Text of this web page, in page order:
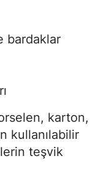
bardaklar
karton,
kullanılabilir
teşvik